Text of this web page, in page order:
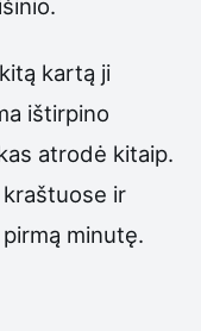
kartą ji
ištirpino
atrodė kitaip.
ir
minutę.